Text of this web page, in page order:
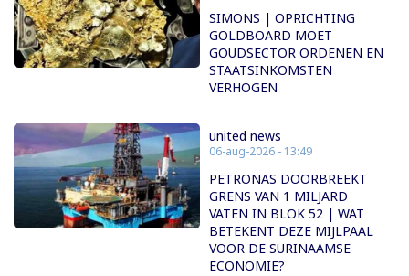
SIMONS | OPRICHTING
GOLDBOARD MOET
GOUDSECTOR ORDENEN EN
STAATSINKOMSTEN
VERHOGEN
united news
06-aug-2026 - 13:49
PETRONAS DOORBREEKT
GRENS VAN 1 MILJARD
VATEN IN BLOK 52 | WAT
BETEKENT DEZE MIJLPAAL
VOOR DE SURINAAMSE
ECONOMIE?